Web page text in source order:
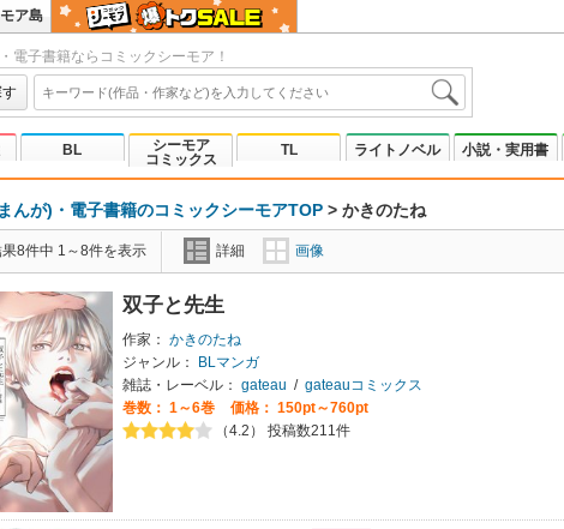
ア島
電子書籍ならコミックシーモア！
す
BL
シーモア
コミックス
TL ライトノベル 小説・実用書
んが)・電子書籍のコミックシーモアTOP > かきのたね
8件中 1～8件を表示 詳細 画像
双子と先生
作家： かきのたね
ジャンル：
BLマンガ
雑誌・レーベル： gateau / gateauコミックス
巻数： 1～6巻
価格： 150pt～760pt
（4.2） 投稿数211件